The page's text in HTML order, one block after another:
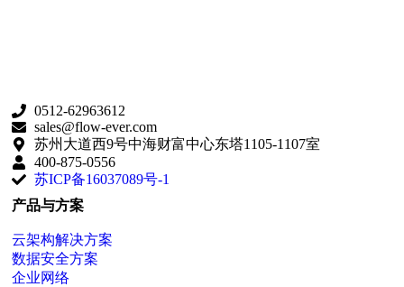
0512-62963612
sales@flow-ever.com
苏州大道西9号中海财富中心东塔1105-1107室
400-875-0556
苏ICP备16037089号-1
产品与方案
云架构解决方案
数据安全方案
企业网络